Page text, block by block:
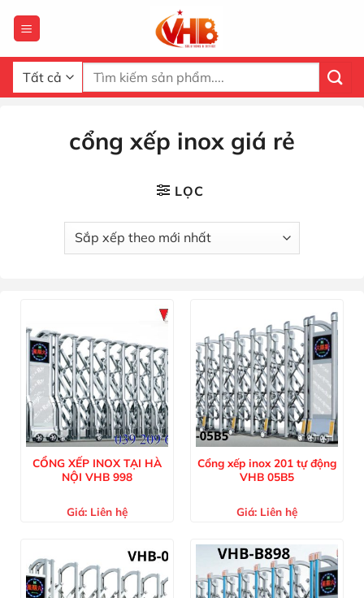
qua
dung
Tìm
kiếm:
cổng xếp inox giá rẻ
LỌC
CỔNG XẾP INOX TẠI HÀ
NỘI VHB 998
Giá: Liên hệ
Cổng xếp inox 201 tự động
VHB 05B5
Giá: Liên hệ